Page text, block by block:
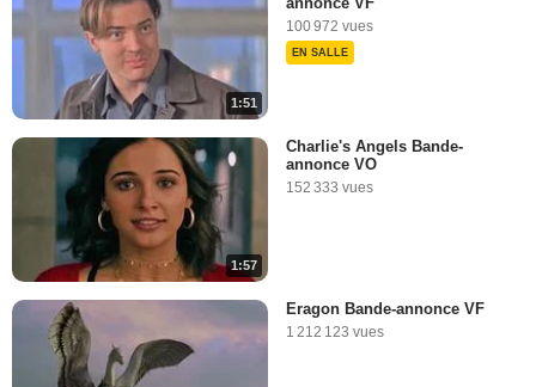
1:51
100 972 vues
EN SALLE
1:57
Charlie's Angels Bande-
annonce VO
152 333 vues
Eragon Bande-annonce VF
1 212 123 vues